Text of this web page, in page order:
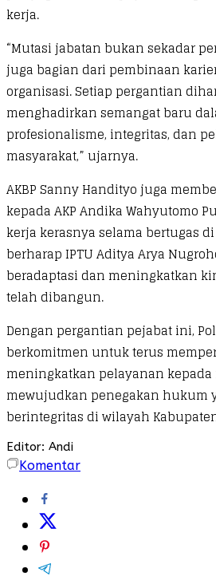
kerja.
“Mutasi jabatan bukan sekadar
juga bagian dari pembinaan
organisasi. Setiap pergantian
menghadirkan semangat baru
profesionalisme, integritas, dan
masyarakat,” ujarnya.
AKBP Sanny Handityo juga
kepada AKP Andika Wahyutomo
kerja kerasnya selama bertugas
berharap IPTU Aditya Arya
beradaptasi dan meningkatkan
telah dibangun.
Dengan pergantian pejabat ini,
berkomitmen untuk terus
meningkatkan pelayanan kepada
mewujudkan penegakan hukum
berintegritas di wilayah
Editor: Andi
Komentar